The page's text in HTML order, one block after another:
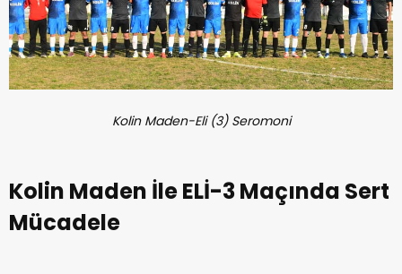
Kolin Maden-Eli (3) Seromoni
Kolin Maden İle ELİ-3 Maçında Sert
Mücadele